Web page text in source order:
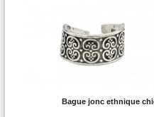
Bague jonc ethnique